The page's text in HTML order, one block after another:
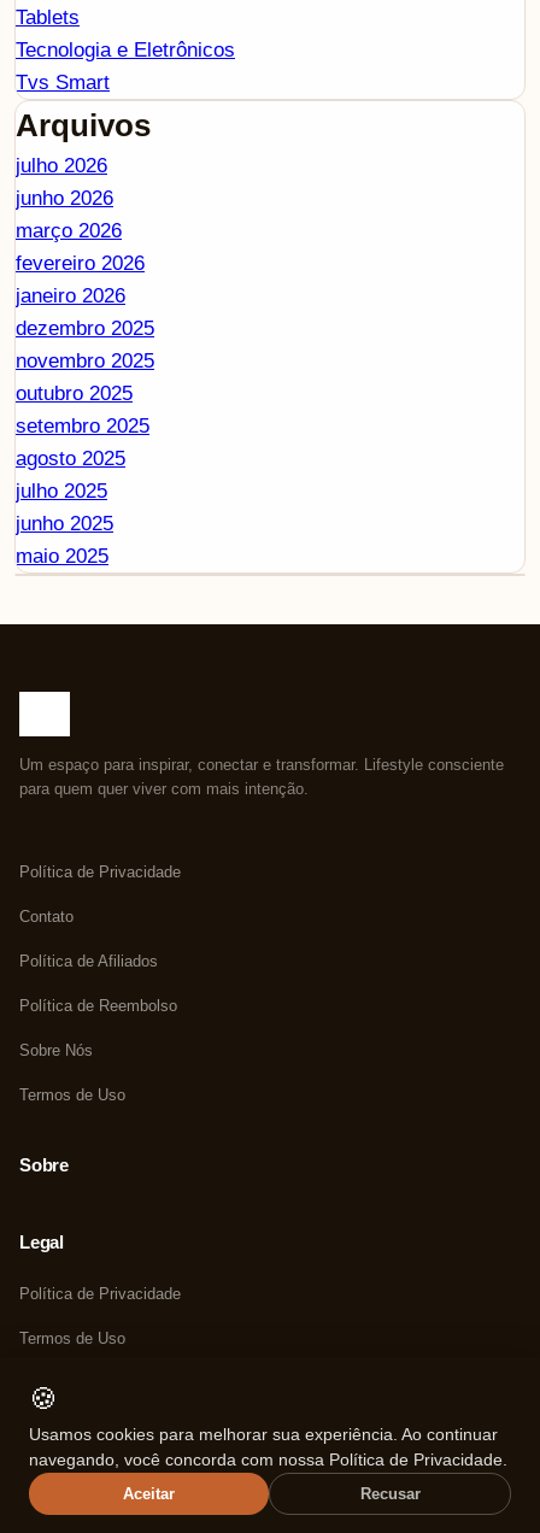
Tablets
Tecnologia e Eletrônicos
Tvs Smart
Arquivos
julho 2026
junho 2026
março 2026
fevereiro 2026
janeiro 2026
dezembro 2025
novembro 2025
outubro 2025
setembro 2025
agosto 2025
julho 2025
junho 2025
maio 2025
Um espaço para inspirar, conectar e transformar. Lifestyle consciente
para quem quer viver com mais intenção.
Política de Privacidade
Contato
Política de Afiliados
Política de Reembolso
Sobre Nós
Termos de Uso
Sobre
Legal
Política de Privacidade
Termos de Uso
Política de Cookies
© 2026 ReviewZone.
Feito com ❤️ por
🍪
Usamos cookies para melhorar sua experiência. Ao continuar
navegando, você concorda com nossa Política de Privacidade.
Aceitar Recusar